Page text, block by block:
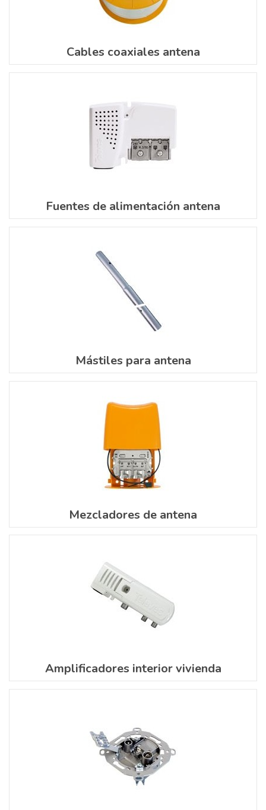
Cables coaxiales antena
Fuentes de alimentación antena
Mástiles para antena
Mezcladores de antena
Amplificadores interior vivienda